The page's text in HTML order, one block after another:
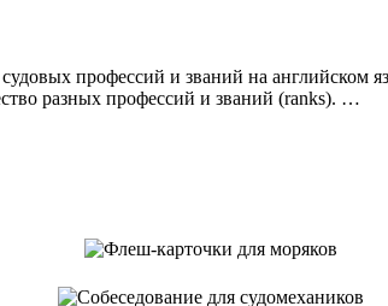
профессий и званий на английском
разных профессий и званий (ranks). …